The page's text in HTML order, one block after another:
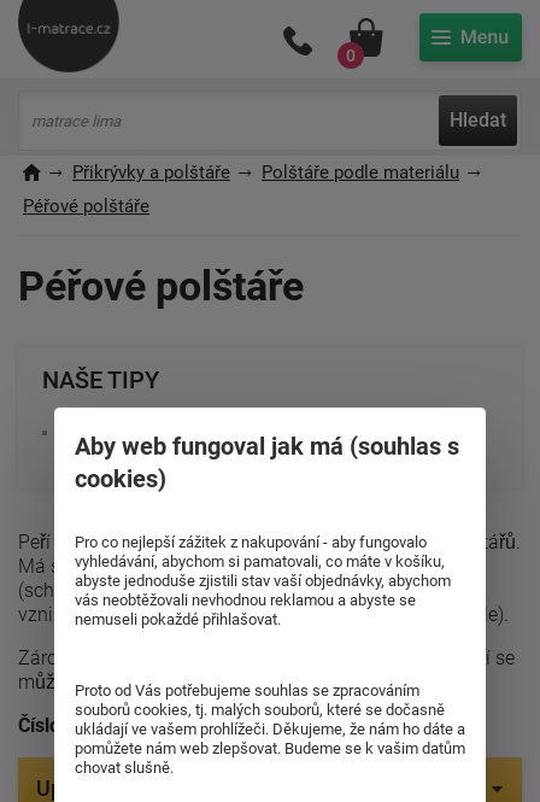
Hledat
Můj účet
0
Přikrývky a polštáře
Polštáře podle materiálu
Péřové polštáře
Péřové polštáře
NAŠE TIPY
Peří znovu letí
Peří je ideálním materiálem pro výrobu přikrývek a polštářů.
Má skvělé plnicí vlastnosti a vysokouhygroskopičnost
(schopnost peří rychle absorbovat tělesnou vlhkost
vznikající během spánku a následně ji odvádět z postele).
Zároveň se jedná o vynikající tepelný izolant. Více o peří se
můžete dočíst v našem článku"Peří znovu letí".
Číslo uvádí poměr prachového peří a ostatního peří.
Upřesnit parametry
Aby web fungoval jak má (souhlas s
cookies)
Pro co nejlepší zážitek z nakupování - aby fungovalo
vyhledávání, abychom si pamatovali, co máte v košíku,
abyste jednoduše zjistili stav vaší objednávky, abychom
vás neobtěžovali nevhodnou reklamou a abyste se
nemuseli pokaždé přihlašovat.
Proto od Vás potřebujeme souhlas se zpracováním
souborů cookies, tj. malých souborů, které se dočasně
ukládají ve vašem prohlížeči. Děkujeme, že nám ho dáte a
pomůžete nám web zlepšovat. Budeme se k vašim datům
chovat slušně.